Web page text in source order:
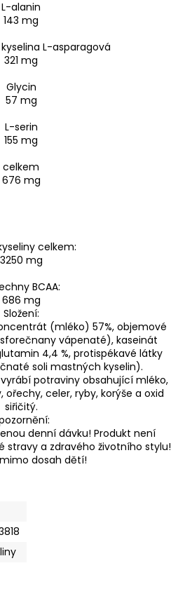
L-alanin
143 mg
L-asparagová
321 mg
Glycin
57 mg
L-serin
155 mg
celkem
676 mg
celkem:
3250 mg
BCAA:
686 mg
Složení:
(mléko) 57%, objemové
vápenaté), kaseinát
4,4 %, protispékavé látky
soli mastných kyselin).
potraviny obsahující mléko,
ořechy, celer, ryby, korýše a oxid
siřičitý.
denní dávku! Produkt není
stravy a zdravého životního stylu!
dosah dětí!